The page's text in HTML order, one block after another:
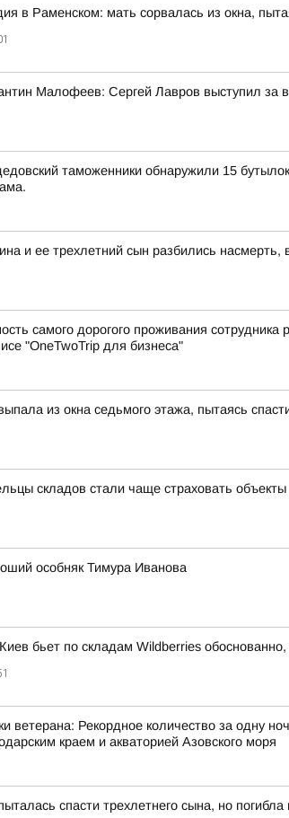
в Раменском: мать сорвалась из окна,
Малофеев: Сергей Лавров выступил за
таможенники обнаружили 15
и ее трехлетний сын разбились насмерть,
самого дорогого проживания
"OneTwoTrip для бизнеса"
из окна седьмого этажа, пытаясь
складов стали чаще страховать
особняк Тимура Иванова
бьет по складам Wildberries
ветерана: Рекордное количество за одну
краем и акваторией Азовского моря
спасти трехлетнего сына, но погибла